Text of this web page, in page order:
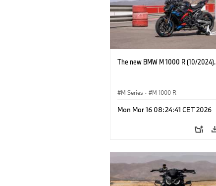
The new BMW M 1000 R (10/2024).
M Series · M 1000 R
Mon Mar 16 08:24:41 CET 2026